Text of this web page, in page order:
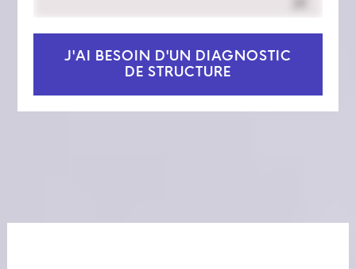
J'AI BESOIN D'UN DIAGNOSTIC
DE STRUCTURE